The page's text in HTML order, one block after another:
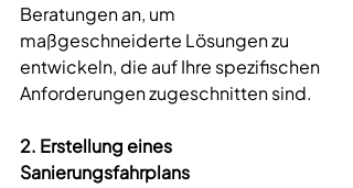
Beratungen an, um
maßgeschneiderte Lösungen zu
entwickeln, die auf Ihre spezifischen
Anforderungen zugeschnitten sind.
2. Erstellung eines
Sanierungsfahrplans